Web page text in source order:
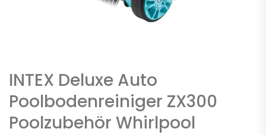
INTEX Deluxe Auto
Poolbodenreiniger ZX300
Poolzubehör Whirlpool